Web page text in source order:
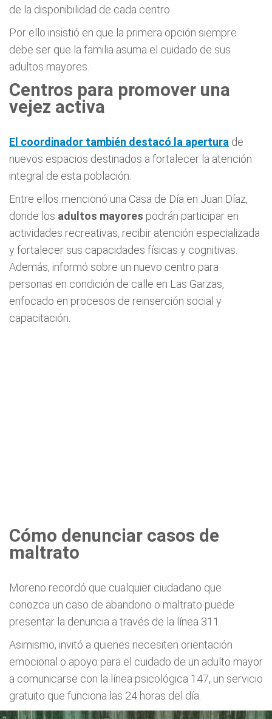
de la disponibilidad de cada centro.
Por ello insistió en que la primera opción siempre
debe ser que la familia asuma el cuidado de sus
adultos mayores.
Centros para promover una
vejez activa
El coordinador también destacó la apertura de
nuevos espacios destinados a fortalecer la atención
integral de esta población.
Entre ellos mencionó una Casa de Día en Juan Díaz,
donde los adultos mayores podrán participar en
actividades recreativas, recibir atención especializada
y fortalecer sus capacidades físicas y cognitivas.
Además, informó sobre un nuevo centro para
personas en condición de calle en Las Garzas,
enfocado en procesos de reinserción social y
capacitación.
Cómo denunciar casos de
maltrato
Moreno recordó que cualquier ciudadano que
conozca un caso de abandono o maltrato puede
presentar la denuncia a través de la línea 311.
Asimismo, invitó a quienes necesiten orientación
emocional o apoyo para el cuidado de un adulto mayor
a comunicarse con la línea psicológica 147, un servicio
gratuito que funciona las 24 horas del día.